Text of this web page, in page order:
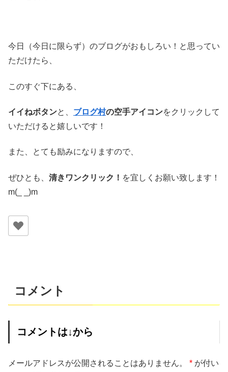
今日（今日に限らず）のブログがおもしろい！と思ってい
ただけたら、
このすぐ下にある、
イイねボタンと、 ブログ村の空手アイコンをクリックして
いただけると嬉しいです！
また、とても励みになりますので、
ぜひとも、 清きワンクリック！ を宜しくお願い致します！
m(_ _)m
コメント
コメントは↓から
メールアドレスが公開されることはありません。 * が付い